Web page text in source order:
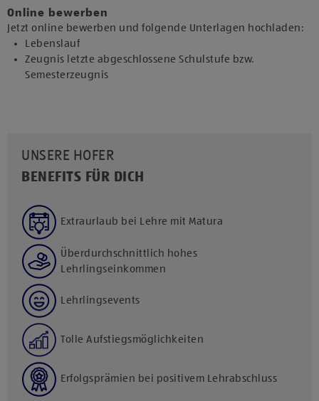
Online bewerben
Jetzt online bewerben und folgende Unterlagen hochladen:
Lebenslauf
Zeugnis letzte abgeschlossene Schulstufe bzw.
Semesterzeugnis
UNSERE HOFER
BENEFITS FÜR DICH
Extraurlaub bei Lehre mit Matura
Überdurchschnittlich hohes
Lehrlingseinkommen
Lehrlingsevents
Tolle Aufstiegsmöglichkeiten
Erfolgsprämien bei positivem Lehrabschluss